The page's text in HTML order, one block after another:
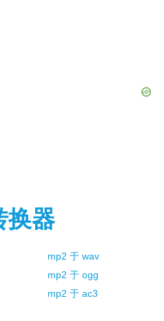
换器
mp2 于 wav
mp2 于 ogg
mp2 于 ac3